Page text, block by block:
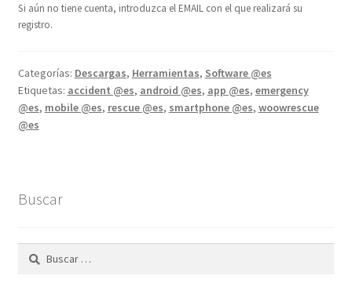
Si aún no tiene cuenta, introduzca el EMAIL con el que realizará su
registro.
Categorías: Descargas, Herramientas, Software @es
Etiquetas: accident @es, android @es, app @es, emergency
@es, mobile @es, rescue @es, smartphone @es, woowrescue
@es
Buscar
Buscar: